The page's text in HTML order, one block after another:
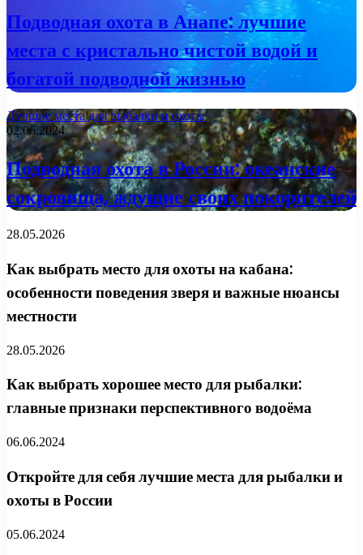
Подводная охота в Анапе: лучшие
места с кристально чистой водой и
богатой подводной жизнью
Лучшие места для рыбалки и охоты
02.06.2024
Подводная охота в России: океанские
сокровища, ждущие своих покорителей
28.05.2026
Как выбрать место для охоты на кабана:
особенности поведения зверя и важные нюансы
местности
28.05.2026
Как выбрать хорошее место для рыбалки:
главные признаки перспективного водоёма
06.06.2024
Откройте для себя лучшие места для рыбалки и
охоты в России
05.06.2024